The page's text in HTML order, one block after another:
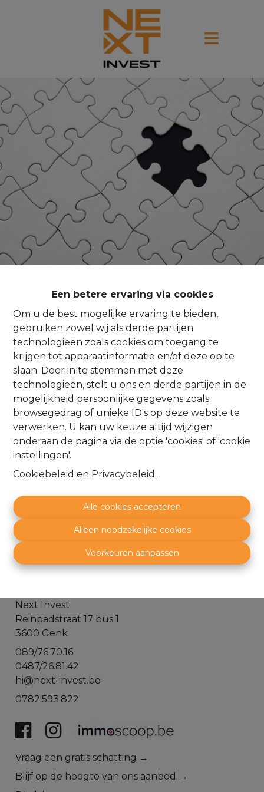
Een betere ervaring via cookies
Om u de best mogelijke ervaring te bieden,
gebruiken zowel wij als derde partijen
technologieën zoals cookies om toegang te
krijgen tot apparaatinformatie en/of deze op te
slaan. Door in te stemmen met deze
technologieën, stelt u ons en derde partijen in de
mogelijkheid persoonlijke gegevens zoals
browsegedrag of unieke ID's op deze website te
verwerken. U kan uw keuze altijd wijzigen
onderaan de pagina via de optie 'cookies' of 'cookie
instellingen'.
Cookiebeleid en Privacybeleid .
Alle cookies accepteren
Alleen noodzakelijke cookies
Voorkeuren aanpassen
Oeps, deze pagina
bestaat niet meer
Te koop
Next Invest
Reinpadstraat 17 bus 1
3600 Genk
089/76.70.16
0487/26.81.42
hi@next-invest.be
0782.593.822
​​​​​​Vraag een gratis schatting →
Blijf op de hoogte van ons aanbod →